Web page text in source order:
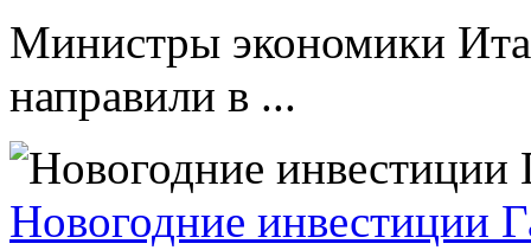
Министры экономики
направили в ...
Новогодние инвестиции